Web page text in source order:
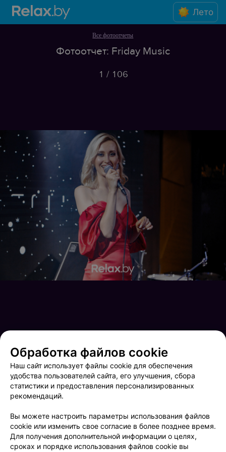
Лето
Все фотоотчеты
Фотоотчет: Friday Music
1 / 106
Stolica Kids Fashion SHOW Friday Music
Обработка файлов cookie
Наш сайт использует файлы cookie для обеспечения
удобства пользователей сайта, его улучшения, сбора
статистики и предоставления персонализированных
рекомендаций.
Вы можете настроить параметры использования файлов
cookie или изменить свое согласие в более позднее время.
Для получения дополнительной информации о целях,
сроках и порядке использования файлов cookie вы